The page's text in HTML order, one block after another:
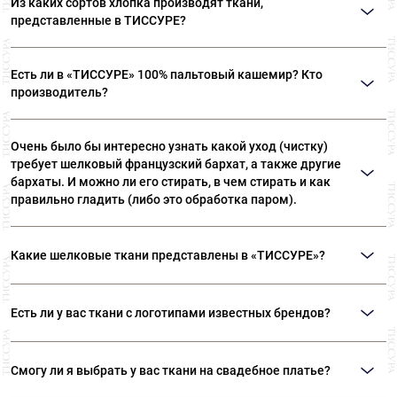
Из каких сортов хлопка производят ткани,
представленные в ТИССУРЕ?
лучших сортов длинноволокнистого хлопка: Sea Island,
Giza, Tana Low, Supima
Есть ли в «ТИССУРЕ» 100% пальтовый кашемир? Кто
производитель?
пальтовых тканей из 100% кашемира, произведенных
компаниями: Dormeuil (Франция) Agnona (Италия) Luigi
Colombo (Италия) Holland & Sherry (Великобритания)
Очень было бы интересно узнать какой уход (чистку)
требует шелковый французский бархат, а также другие
бархаты. И можно ли его стирать, в чем стирать и как
правильно гладить (либо это обработка паром).
— это целый ритуал. Вы можете положить бархат
ворсом на махровое полотенце или вывернуть вещь
наизнанку, сложив ворс к ворсу. Утюгом не давите,
восстановить очень сложно. Оптимальный вариант –
Какие шелковые ткани представлены в «ТИССУРЕ»?
Атлас, различные виды крепов, шифон, муслин, органзу,
жаккард, тафту и подкладочные ткани из 100% шелка.
Все ткани произведены из лучших сортов шелка на
Есть ли у вас ткани с логотипами известных брендов?
именные принты, пряжки, пуговицы – это часть
Смогу ли я выбрать у вас ткани на свадебное платье?